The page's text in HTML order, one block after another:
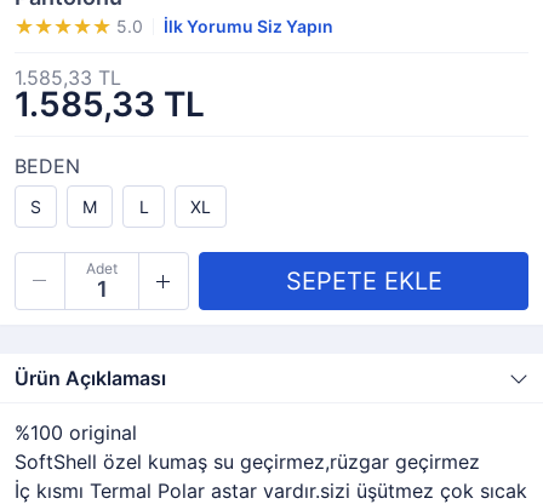
5.0 İlk Yorumu Siz Yapın
1.585,33 TL
1.585,33 TL
BEDEN
S M L XL
Adet
Ürün Açıklaması
%100 original
SoftShell özel kumaş su geçirmez,rüzgar geçirmez
İç kısmı Termal Polar astar vardır.sizi üşütmez çok sıcak